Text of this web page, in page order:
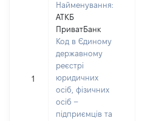
1
Найменування:
АТКБ
ПриватБанк
Код в Єдиному
державному
реєстрі
юридичних
осіб, фізичних
осіб –
підприємців та